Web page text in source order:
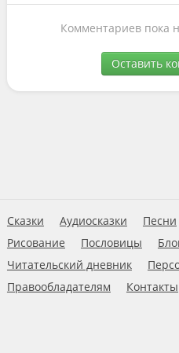
Комментариев пока
Оставить
Сказки Аудиосказки Песни
Рисование
Пословицы
Читательский дневник
Правообладателям
Контакты